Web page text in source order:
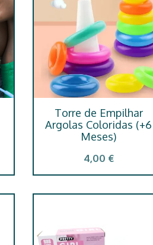
Torre de Empilhar
Argolas Coloridas (+6
Meses)
4,00 €